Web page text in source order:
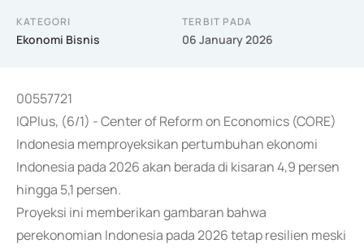
KATEGORI
Ekonomi Bisnis
TERBIT PADA
06 January 2026
00557721
IQPlus, (6/1) - Center of Reform on Economics (CORE)
Indonesia memproyeksikan pertumbuhan ekonomi
Indonesia pada 2026 akan berada di kisaran 4,9 persen
hingga 5,1 persen.
Proyeksi ini memberikan gambaran bahwa
perekonomian Indonesia pada 2026 tetap resilien meski